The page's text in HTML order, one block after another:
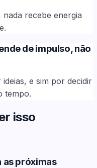
recebe energia
de impulso, não
e sim por decidir
tempo.
isso
as próximas